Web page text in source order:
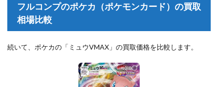
フルコンプのポケカ（ポケモンカード）の買取
相場比較
続いて、ポケカの「ミュウVMAX」の買取価格を比較します。